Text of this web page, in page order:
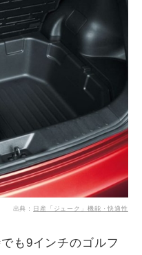
出典： 日産「ジューク」機能・快適性
も9インチのゴルフ